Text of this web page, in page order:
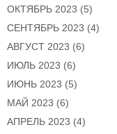
ОКТЯБРЬ 2023 (5)
СЕНТЯБРЬ 2023 (4)
АВГУСТ 2023 (6)
ИЮЛЬ 2023 (6)
ИЮНЬ 2023 (5)
МАЙ 2023 (6)
АПРЕЛЬ 2023 (4)